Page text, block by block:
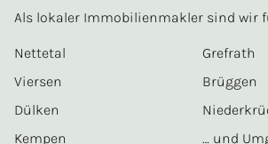
Als lokaler Immobilienmakler sind wir
Nettetal
Viersen
Dülken
Kempen
Grefrath
Brüggen
… und